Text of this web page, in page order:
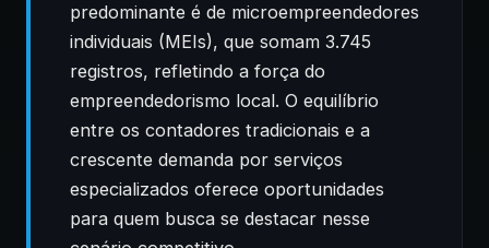
predominante é de microempreendedores
individuais (MEIs), que somam 3.745
registros, refletindo a força do
empreendedorismo local. O equilíbrio
entre os contadores tradicionais e a
crescente demanda por serviços
especializados oferece oportunidades
para quem busca se destacar nesse